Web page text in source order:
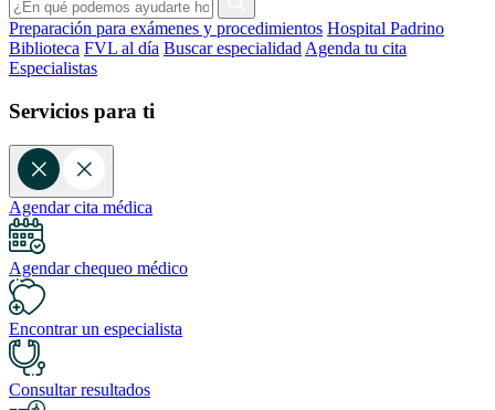
Preparación para exámenes y procedimientos Hospital Padrino
Biblioteca FVL al día Buscar especialidad Agenda tu cita
Especialistas
Servicios para ti
Agendar cita médica
Agendar chequeo médico
Encontrar un especialista
Consultar resultados